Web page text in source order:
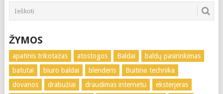
ŽYMOS
apatinis trikotažas atostogos Baldai
baldų pasirinkimas
batutai
biuro baldai blenderis
Buitinė technika
dovanos
drabužiai draudimas internetu
eksterjeras